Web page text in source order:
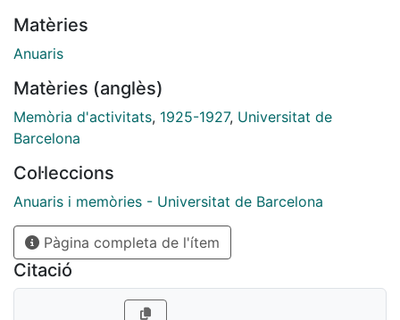
Matèries
Anuaris
Matèries (anglès)
Memòria d'activitats, 1925-1927, Universitat de
Barcelona
Col·leccions
Anuaris i memòries - Universitat de Barcelona
Pàgina completa de l'ítem
Citació